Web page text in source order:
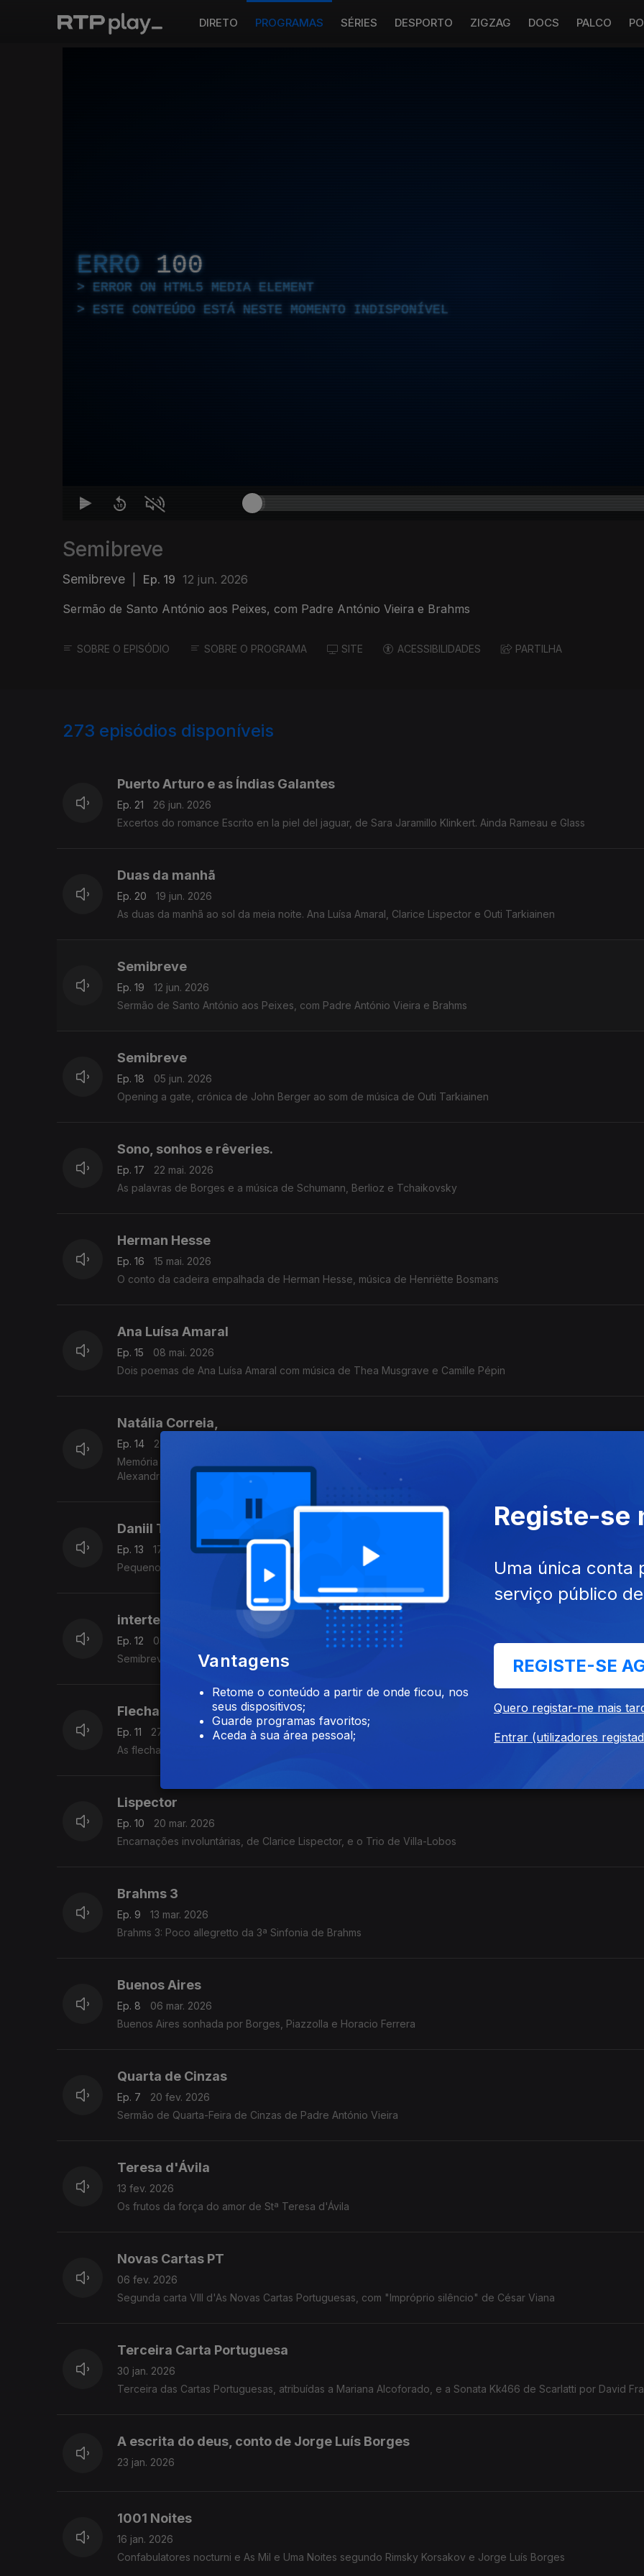
DIRETO PROGRAMAS SÉRIES DESPORTO ZIGZAG DOCS PALCO
ERRO 100
ERROR ON HTML5 MEDIA ELEMENT
ESTE CONTEÚDO ESTÁ NESTE MOMENTO INDISPONÍVEL
Semibreve
Semibreve Ep. 19 12 jun. 2026
Sermão de Santo António aos Peixes, com Padre António Vieira e Brahms
SOBRE O EPISÓDIO SOBRE O PROGRAMA SITE ACESSIBILIDADES PARTILHA
273 episódios disponíveis
Puerto Arturo e as Índias Galantes
Ep. 21
26 jun. 2026
Excertos do romance Escrito en la piel del jaguar, de Sara Jaramillo Klinkert. Ainda Rameau e Glass
Duas da manhã
Ep. 20
19 jun. 2026
As duas da manhã ao sol da meia noite. Ana Luísa Amaral, Clarice Lispector e Outi Tarkiainen
Semibreve
Ep. 19
12 jun. 2026
Sermão de Santo António aos Peixes, com Padre António Vieira e Brahms
Semibreve
Ep. 18
05 jun. 2026
Opening a gate, crónica de John Berger ao som de música de Outi Tarkiainen
Sono, sonhos e rêveries.
Ep. 17
22 mai. 2026
As palavras de Borges e a música de Schumann, Berlioz e Tchaikovsky
Herman Hesse
Ep. 16
15 mai. 2026
O conto da cadeira empalhada de Herman Hesse, música de Henriëtte Bosmans
Ana Luísa Amaral
Ep. 15
08 mai. 2026
Dois poemas de Ana Luísa Amaral com música de Thea Musgrave e Camille Pépin
Natália Correia,
Ep. 14
24 abr. 2026
Memória da minha comunhão poética com a saga do Cavaleiro da Nossa Senhora da Liberdade. Natália
Alexandre Delgado
Daniil Trifonov,
Ep. 13
17 abr. 2026
Pequeno retrato do pianista Daniil Trifonov
intertextualidade
Ep. 12
03 abr. 2026
Semibreve palestra de intertextualidade musical
Flechas douradas,
Ep. 11
27 mar. 2026
As flechas douradas de Francis Ford Coppola e María Gainza
Lispector
Ep. 10
20 mar. 2026
Encarnações involuntárias, de Clarice Lispector, e o Trio de Villa-Lobos
Brahms 3
Ep. 9
13 mar. 2026
Brahms 3: Poco allegretto da 3ª Sinfonia de Brahms
Buenos Aires
Ep. 8
06 mar. 2026
Buenos Aires sonhada por Borges, Piazzolla e Horacio Ferrera
Quarta de Cinzas
Ep. 7
20 fev. 2026
Sermão de Quarta-Feira de Cinzas de Padre António Vieira
Teresa d'Ávila
13 fev. 2026
Os frutos da força do amor de Stª Teresa d'Ávila
Novas Cartas PT
06 fev. 2026
Segunda carta VIII d'As Novas Cartas Portuguesas, com "Impróprio silêncio" de César Viana
Terceira Carta Portuguesa
30 jan. 2026
Terceira das Cartas Portuguesas, atribuídas a Mariana Alcoforado, e a Sonata Kk466 de Scarlatti por David
A escrita do deus, conto de Jorge Luís Borges
23 jan. 2026
1001 Noites
16 jan. 2026
Confabulatores nocturni e As Mil e Uma Noites segundo Rimsky Korsakov e Jorge Luís Borges
Vantagens
Retome o conteúdo a partir de onde ficou, nos
seus dispositivos;
Guarde programas favoritos;
Aceda à sua área pessoal;
Registe-se
Uma única conta
serviço público
REGISTE-SE
Quero registar-me mais
Entrar (utilizadores